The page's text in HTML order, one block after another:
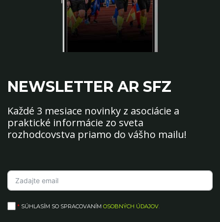
NEWSLETTER AR SFZ
Každé 3 mesiace novinky z asociácie a
praktické informácie zo sveta
rozhodcovstva priamo do vášho mailu!
* SÚHLASÍM SO SPRACOVANÍM OSOBNÝCH ÚDAJOV.